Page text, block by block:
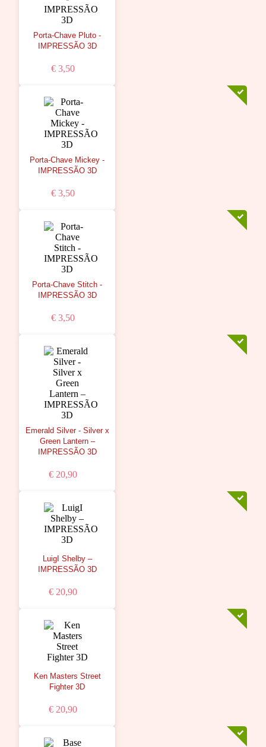
Porta-Chave Pluto -
IMPRESSÃO 3D
€ 3,50
Porta-Chave Mickey -
IMPRESSÃO 3D
€ 3,50
Porta-Chave Stitch -
IMPRESSÃO 3D
€ 3,50
Emerald Silver - Silver x
Green Lantern –
IMPRESSÃO 3D
€ 20,90
LuigI Shelby –
IMPRESSÃO 3D
€ 20,90
Ken Masters Street
Fighter 3D
€ 20,90